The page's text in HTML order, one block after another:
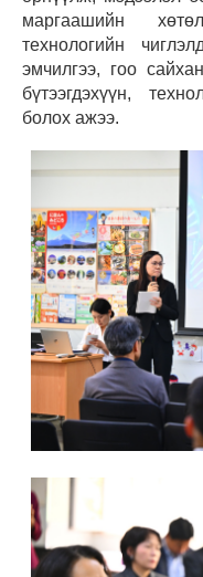
маргаашийн
технологийн
эмчилгээ, гоо
бүтээгдэхүүн,
болох ажээ.